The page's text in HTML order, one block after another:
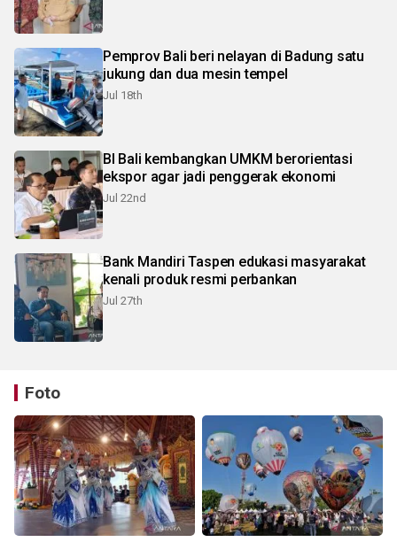
Pemprov Bali beri nelayan di Badung satu
jukung dan dua mesin tempel
Jul 18th
BI Bali kembangkan UMKM berorientasi
ekspor agar jadi penggerak ekonomi
Jul 22nd
Bank Mandiri Taspen edukasi masyarakat
kenali produk resmi perbankan
Jul 27th
Foto